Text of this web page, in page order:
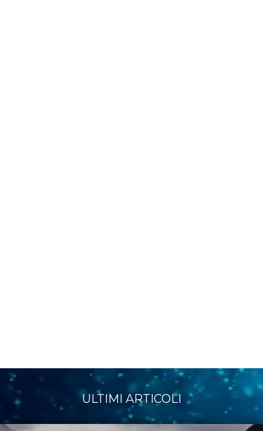
ULTIMI ARTICOLI